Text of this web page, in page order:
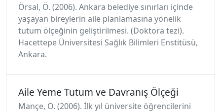
Örsal, Ö. (2006). Ankara belediye sınırları içinde
yaşayan bireylerin aile planlamasına yönelik
tutum ölçeğinin geliştirilmesi. (Doktora tezi).
Hacettepe Üniversitesi Sağlık Bilimleri Enstitüsü,
Ankara.
Aile Yeme Tutum ve Davranış Ölçeği
Mançe, Ö. (2006). İlk yıl üniversite öğrencilerini